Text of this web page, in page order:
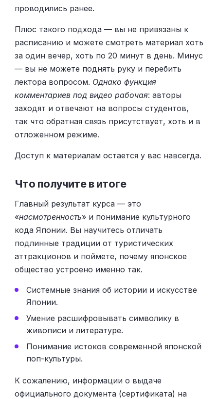
проводились ранее.
Плюс такого подхода — вы не привязаны к
расписанию и можете смотреть материал хоть
за один вечер, хоть по 20 минут в день. Минус
— вы не можете поднять руку и перебить
лектора вопросом. Однако функция
комментариев под видео рабочая: авторы
заходят и отвечают на вопросы студентов,
так что обратная связь присутствует, хоть и в
отложенном режиме.
Доступ к материалам остается у вас навсегда.
Что получите в итоге
Главный результат курса — это
«насмотренность» и понимание культурного
кода Японии. Вы научитесь отличать
подлинные традиции от туристических
аттракционов и поймете, почему японское
общество устроено именно так.
Системные знания об истории и искусстве
Японии.
Умение расшифровывать символику в
живописи и литературе.
Понимание истоков современной японской
поп-культуры.
К сожалению, информации о выдаче
официального документа (сертификата) на